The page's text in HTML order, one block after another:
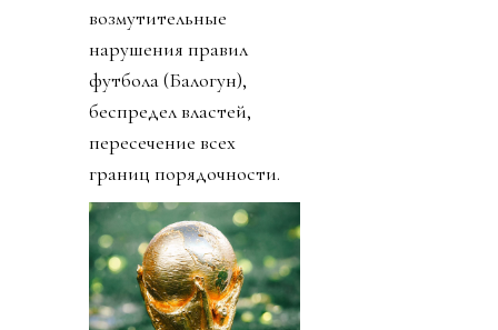
возмутительные
нарушения правил
футбола (Балогун),
беспредел властей,
пересечение всех
границ порядочности.